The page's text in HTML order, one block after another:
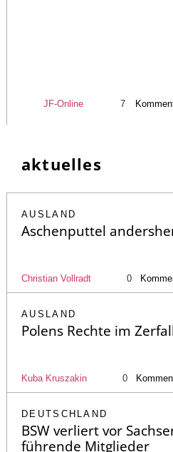
JF-Online 7
aktuelles
AUSLAND
Aschenputtel
Christian Vollradt 0
AUSLAND
Polens Rechte im
Kuba Kruszakin 0
DEUTSCHLAND
BSW verliert vor
führende Mitglieder